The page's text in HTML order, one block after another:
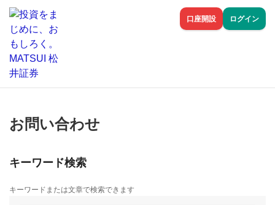
口座開設 ログイン
お問い合わせ
キーワード検索
キーワードまたは文章で検索できます